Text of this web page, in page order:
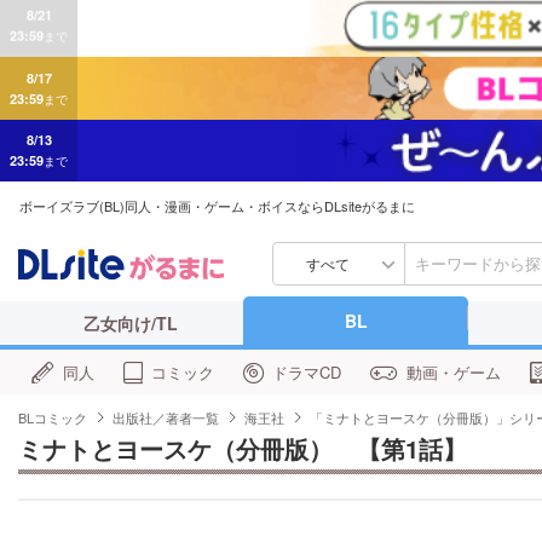
8/17
23:59 まで
8/13
23:59まで
ボーイズラブ(BL)同人・漫画・ゲーム・ボイスならDLsiteがるまに
すべて
乙女向け/TL BL
同人 コミック ドラマCD 動画・ゲーム
BLコミック 出版社／著者一覧 海王社 「ミナトとヨースケ（分冊版）」シリ
ミナトとヨースケ（分冊版）　【第1話】